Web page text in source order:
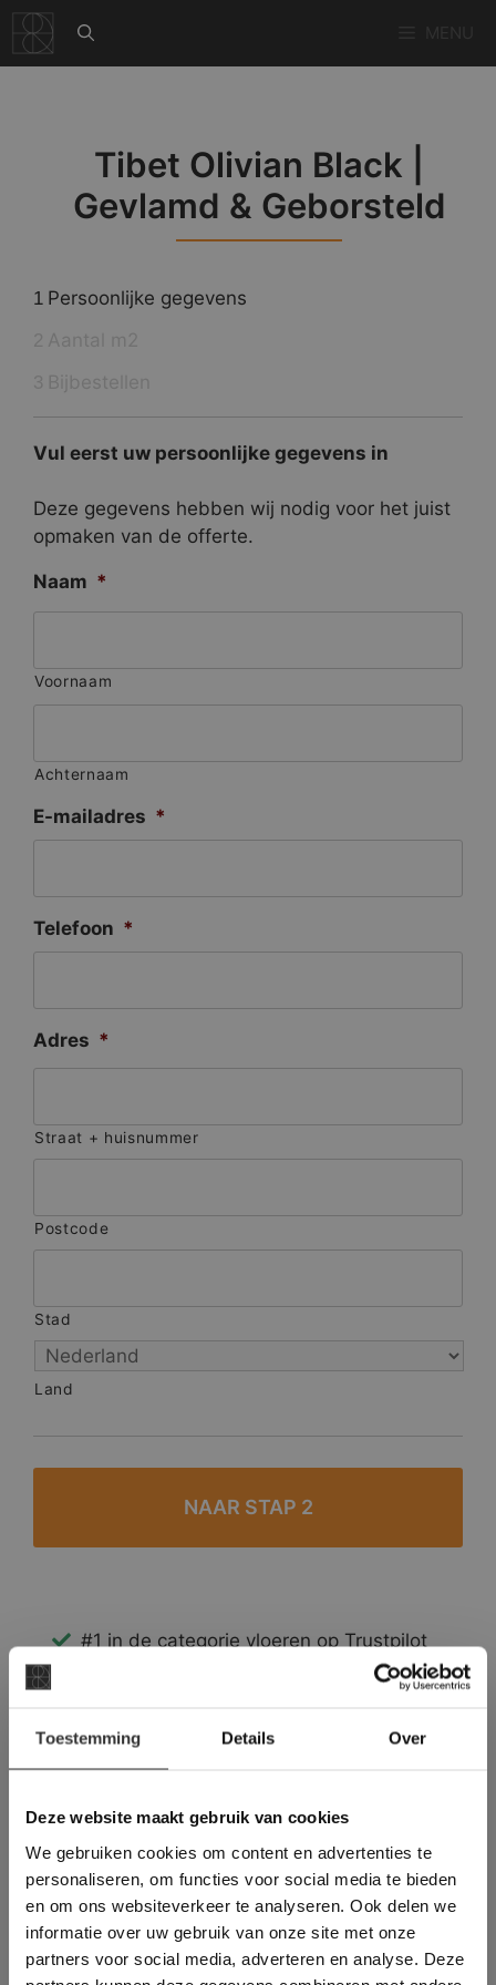
Toestemming Details Over
Deze website maakt gebruik van cookies
We gebruiken cookies om content en advertenties te
personaliseren, om functies voor social media te bieden
en om ons websiteverkeer te analyseren. Ook delen we
informatie over uw gebruik van onze site met onze
partners voor social media, adverteren en analyse. Deze
naar
de
Tibet Olivian Black |
Gevlamd & Geborsteld
1 Persoonlijke gegevens
Vul eerst uw persoonlijke gegevens in
Deze gegevens hebben wij nodig voor het juist
opmaken van de offerte.
Naam *
Voornaam
Achternaam
E-mailadres *
Telefoon *
Adres *
Straat + huisnummer
Postcode
Stad
Land
#1 in de categorie vloeren op Trustpilot
Binnen 24 uur een passende offerte
Meer dan 500 m2 showroom
Deze website maakt
gebruik van cookies.
This Cookie Banner was deleted and is no
longer working. Please contact the website
administrator.
Deze website gebruikt cookies om de
gebruikerservaring te verbeteren. Door
gebruik te maken van onze website geeft u
toestemming voor alle cookies in
overeenstemming met ons cookiebeleid.Lees
verder